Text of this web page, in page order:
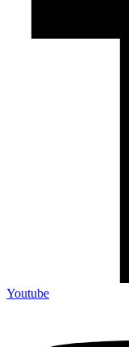
Youtube